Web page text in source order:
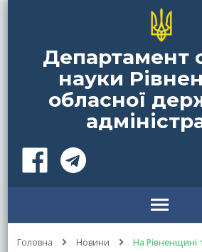
Департамент
науки
обласної
Головна Новини
На Рівненщині